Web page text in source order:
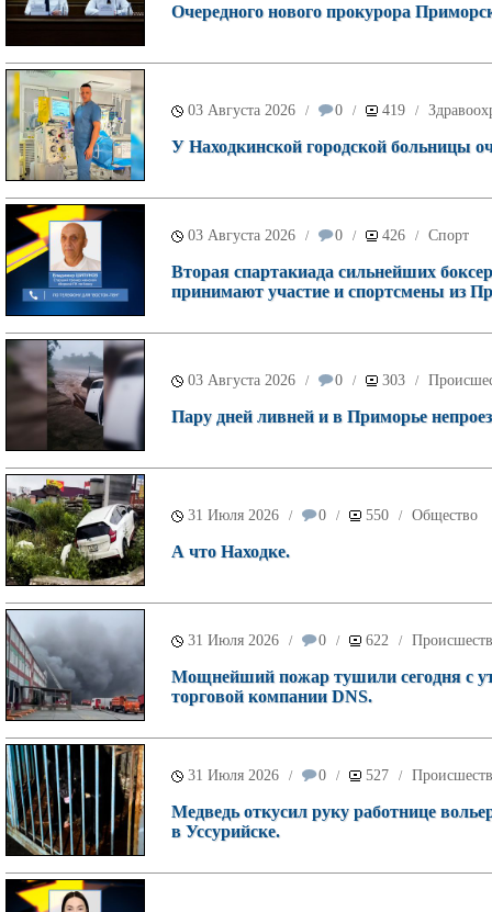
Очередного нового прокурора
03 Августа 2026 / 0 / 419 /
У Находкинской городской больницы
03 Августа 2026 / 0 / 426 / Спорт
Вторая спартакиада сильнейших
принимают участие и спортсмены из
03 Августа 2026 / 0 / 303 /
Пару дней ливней и в Приморье
31 Июля 2026 / 0 / 550 / Общество
А что Находке.
31 Июля 2026 / 0 / 622 /
Мощнейший пожар тушили сегодня с
торговой компании DNS.
31 Июля 2026 / 0 / 527 /
Медведь откусил руку работнице
в Уссурийске.